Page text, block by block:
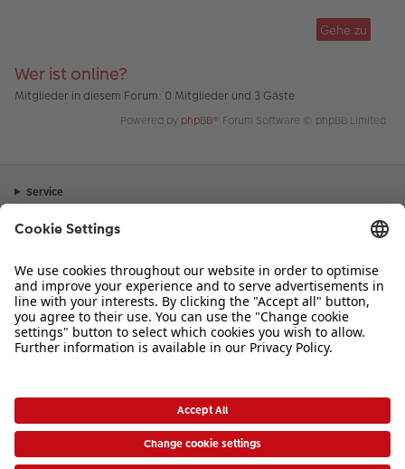
Gehe zu
Wer ist online?
Mitglieder in diesem Forum: 0 Mitglieder und 3 Gäste
Powered by phpBB® Forum Software © phpBB Limited
Service
Sortiment
Inspiration
Bei Fragen zu Produkten oder der Bestellung können Sie uns gerne von